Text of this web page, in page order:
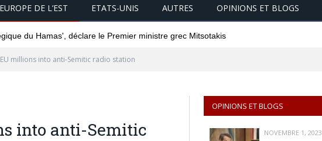
EUROPE DE L’EST ETATS-UNIS AUTRES OPINIONS ET BLOGS
du Hamas', déclare le Premier ministre grec Mitsotakis
millions into anti-Semitic radio station
into anti-Semitic
OPINIONS ET BLOGS
NOVEMBRE 1, 2023